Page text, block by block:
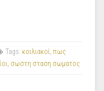
Tags: κοιλιακοί, πως
, σωστη σταση σωματος